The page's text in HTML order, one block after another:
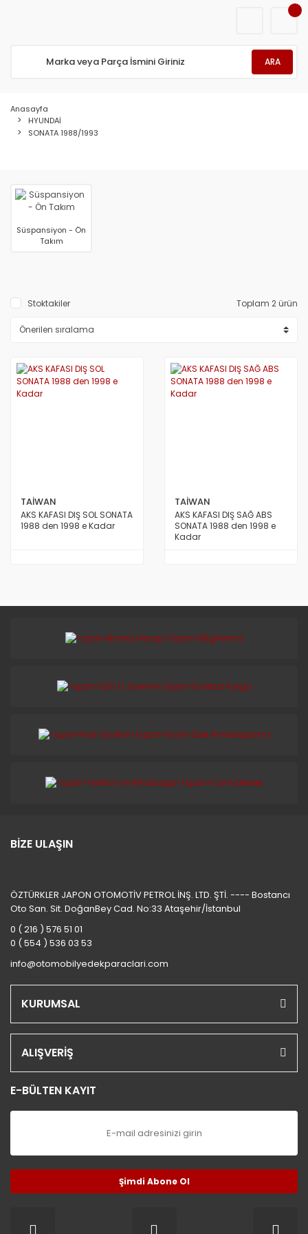
ARA
Anasayfa
HYUNDAİ
SONATA 1988/1993
Süspansiyon - Ön
Takım
Stoktakiler Toplam 2 ürün
TAİWAN
AKS KAFASI DIŞ SOL SONATA
1988 den 1998 e Kadar
TAİWAN
AKS KAFASI DIŞ SAĞ ABS
SONATA 1988 den 1998 e
Kadar
BİZE ULAŞIN
ÖZTÜRKLER JAPON OTOMOTİV PETROL İNŞ. LTD. ŞTİ. ---- Bostancı
Oto San. Sit. DoğanBey Cad. No:33 Ataşehir/İstanbul
0 ( 216 ) 576 51 01
0 ( 554 ) 536 03 53
info@otomobilyedekparaclari.com
KURUMSAL
ALIŞVERİŞ
E-BÜLTEN KAYIT
Şimdi Abone Ol